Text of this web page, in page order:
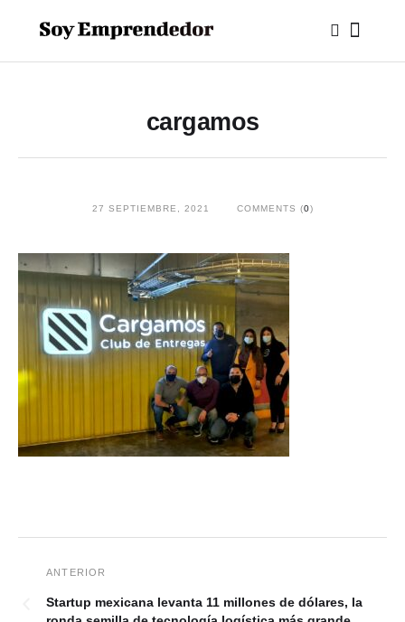
cargamos
27 SEPTIEMBRE, 2021 COMMENTS (0)
Startup mexicana levanta 11 millones de dólares, la